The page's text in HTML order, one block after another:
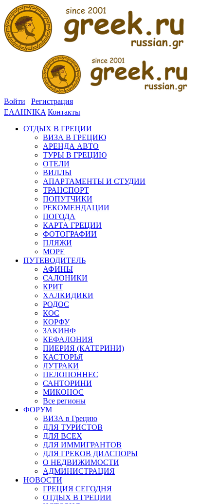
Войти
Регистрация
ΕΛΛΗΝΙΚΑ Контакты
ОТДЫХ В ГРЕЦИИ
ВИЗА В ГРЕЦИЮ
АРЕНДА АВТО
ТУРЫ В ГРЕЦИЮ
ОТЕЛИ
ВИЛЛЫ
АПАРТАМЕНТЫ И СТУДИИ
ТРАНСПОРТ
ПОПУТЧИКИ
РЕКОМЕНДАЦИИ
ПОГОДА
КАРТА ГРЕЦИИ
ФОТОГРАФИИ
ПЛЯЖИ
МОРЕ
ПУТЕВОДИТЕЛЬ
АФИНЫ
САЛОНИКИ
КРИТ
ХАЛКИДИКИ
РОДОС
КОС
КОРФУ
ЗАКИНФ
КЕФАЛОНИЯ
ПИЕРИЯ (КАТЕРИНИ)
КАСТОРЬЯ
ЛУТРАКИ
ПЕЛОПОННЕС
САНТОРИНИ
МИКОНОС
Все регионы
ФОРУМ
ВИЗА в Грецию
ДЛЯ ТУРИСТОВ
ДЛЯ ВСЕХ
ДЛЯ ИММИГРАНТОВ
ДЛЯ ГРЕКОВ ДИАСПОРЫ
О НЕДВИЖИМОСТИ
АДМИНИСТРАЦИЯ
НОВОСТИ
ГРЕЦИЯ СЕГОДНЯ
ОТДЫХ В ГРЕЦИИ